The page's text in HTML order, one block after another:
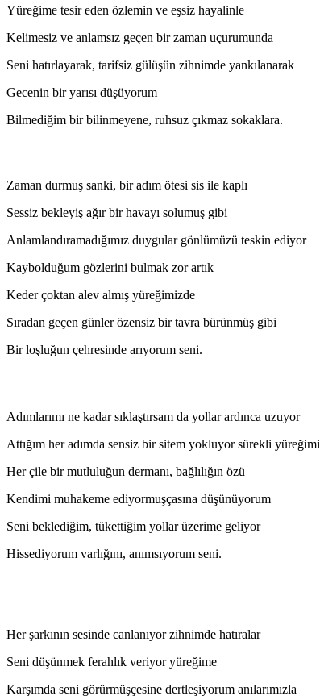
Yüreğime tesir eden özlemin ve eşsiz hayalinle
Kelimesiz ve anlamsız geçen bir zaman uçurumunda
Seni hatırlayarak, tarifsiz gülüşün zihnimde yankılanarak
Gecenin bir yarısı düşüyorum
Bilmediğim bir bilinmeyene, ruhsuz çıkmaz sokaklara.
Zaman durmuş sanki, bir adım ötesi sis ile kaplı
Sessiz bekleyiş ağır bir havayı solumuş gibi
Anlamlandıramadığımız duygular gönlümüzü teskin ediyor
Kaybolduğum gözlerini bulmak zor artık
Keder çoktan alev almış yüreğimizde
Sıradan geçen günler özensiz bir tavra bürünmüş gibi
Bir loşluğun çehresinde arıyorum seni.
Adımlarımı ne kadar sıklaştırsam da yollar ardınca uzuyor
Attığım her adımda sensiz bir sitem yokluyor sürekli yüreğimi
Her çile bir mutluluğun dermanı, bağlılığın özü
Kendimi muhakeme ediyormuşçasına düşünüyorum
Seni beklediğim, tükettiğim yollar üzerime geliyor
Hissediyorum varlığını, anımsıyorum seni.
Her şarkının sesinde canlanıyor zihnimde hatıralar
Seni düşünmek ferahlık veriyor yüreğime
Karşımda seni görürmüşçesine dertleşiyorum anılarımızla